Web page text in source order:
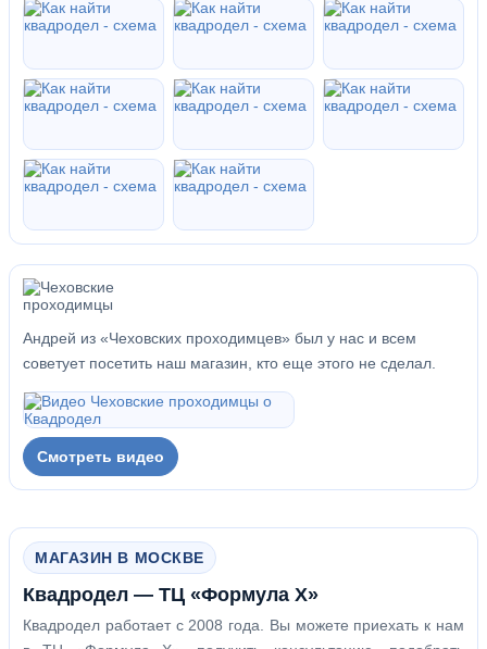
Андрей из «Чеховских проходимцев» был у нас и всем
советует посетить наш магазин, кто еще этого не сделал.
Смотреть видео
МАГАЗИН В МОСКВЕ
Квадродел — ТЦ «Формула Х»
Квадродел работает с 2008 года. Вы можете приехать к нам